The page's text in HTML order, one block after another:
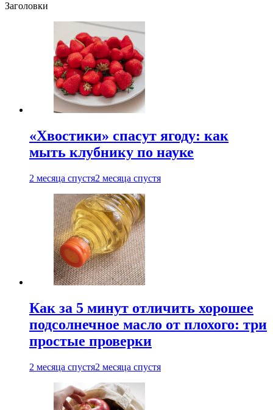
Заголовки
«Хвостики» спасут ягоду: как
мыть клубнику по науке
2 месяца спустя2 месяца спустя
Как за 5 минут отличить хорошее
подсолнечное масло от плохого: три
простые проверки
2 месяца спустя2 месяца спустя